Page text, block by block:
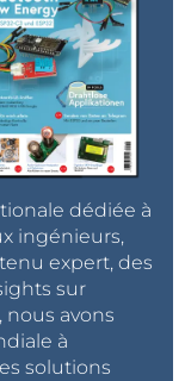
dédiée à
ingénieurs,
expert, des
sur
nous avons
à
solutions